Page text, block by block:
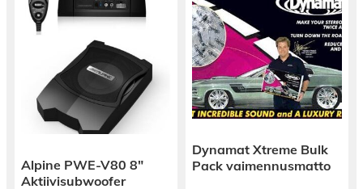
Alpine PWE-V80 8″
Aktiivisubwoofer
Dynamat Xtreme Bulk
Pack vaimennusmatto